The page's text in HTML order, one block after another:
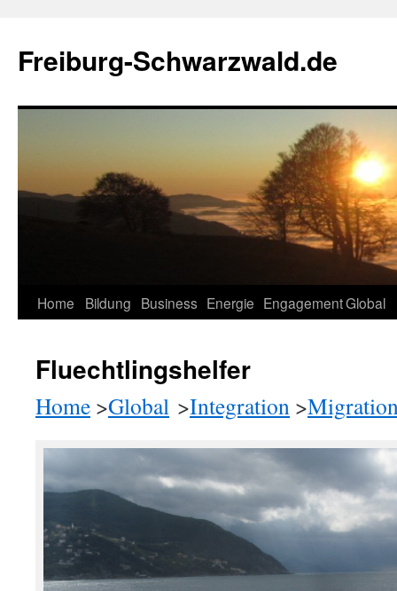
springen
Freiburg-Schwarzwald.de
Home Bildung Business Energie EngagementGlobal
Fluechtlingshelfer
Home >Global >Integration >